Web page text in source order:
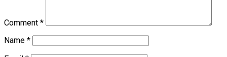
Comment *
Name *